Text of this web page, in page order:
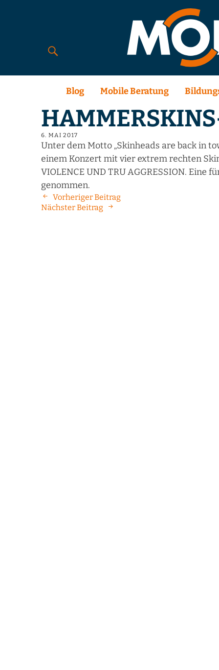
Blog Mobile Beratung
6. MAI 2017
Unter dem Motto „Skinheads are back in
einem Konzert mit vier extrem rechten
VIOLENCE UND TRU AGGRESSION.
genommen.
Vorheriger Beitrag
Nächster Beitrag